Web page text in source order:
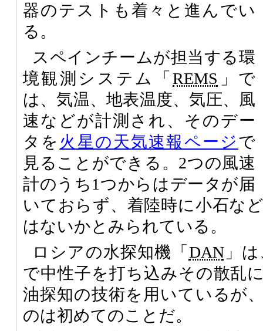
器のテストも着々と進んでい
る。
スペインチームが担当する環
境観測システム「REMS 」で
は、気温、地表温度、気圧、風
速などが計測され、そのデー
タを 火星の天気速報ページで
見ることができる。2つの風速
計のうち1つからはデータが届
いておらず、着陸時に小石な
はないかとみられている。
ロシアの水探知機「 DAN」は
で中性子を打ち込みその散乱
油探知の技術を用いているが
のは初めてのことだ。